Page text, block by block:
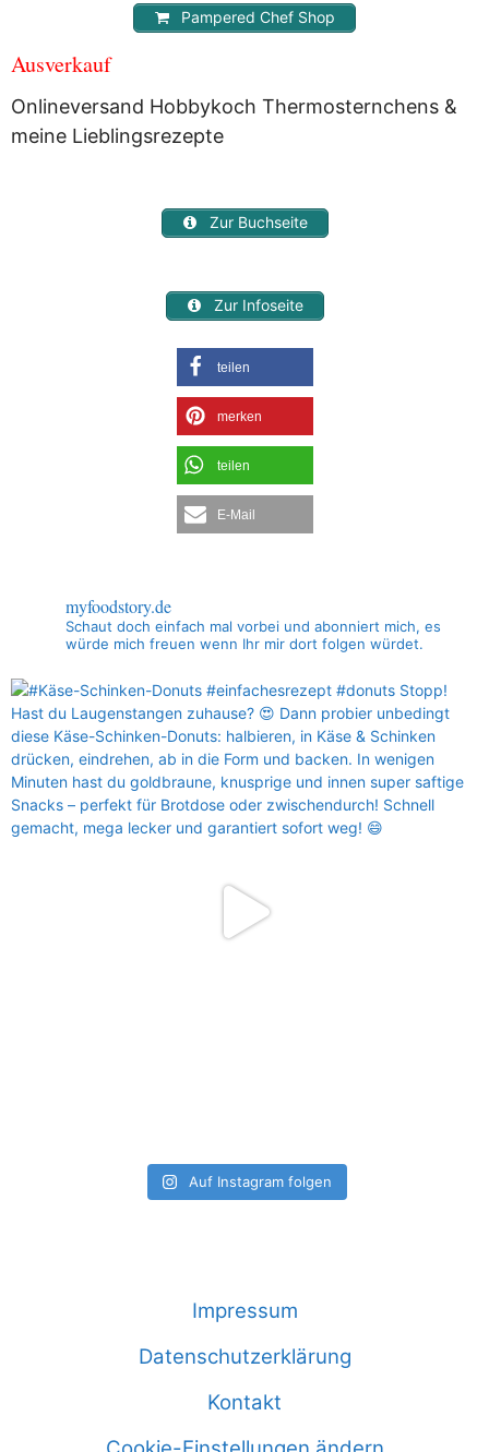
Pampered Chef Shop
Ausverkauf
Onlineversand Hobbykoch Thermosternchens &
meine Lieblingsrezepte
Zur Buchseite
Zur Infoseite
teilen
merken
teilen
E-Mail
myfoodstory.de
Schaut doch einfach mal vorbei und abonniert mich, es
würde mich freuen wenn Ihr mir dort folgen würdet.
Auf Instagram folgen
Impressum
Datenschutzerklärung
Kontakt